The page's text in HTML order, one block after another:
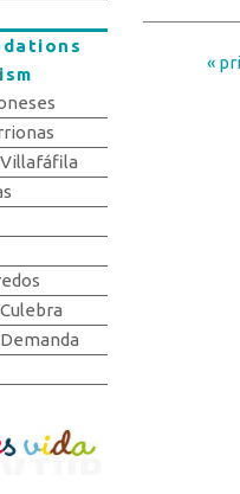
Pages
«
Villafáfila